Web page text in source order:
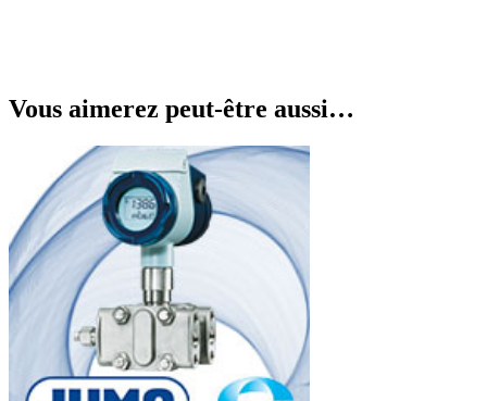
Vous aimerez peut-être aussi…